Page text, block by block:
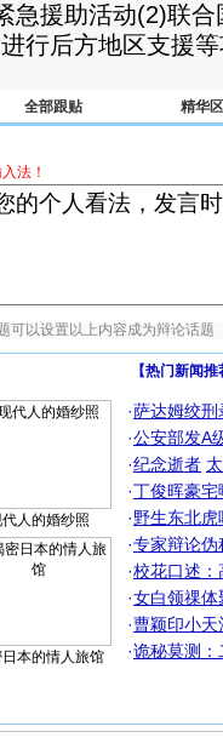
急援助活动(2)联
进行后方地区支援
全部跟贴 精华区
法！
人的婚纱照
本的情人旅馆
【热门新闻
·萨达姆绞刑
·公安部发A
·纪念逝者
·丁俊晖豪
·野生东北
·专家辩论伪
·校花口述：
·女白领祼体
·曹颖印小天
·诡秘莫测：
[圣诞节]
[圣诞节]